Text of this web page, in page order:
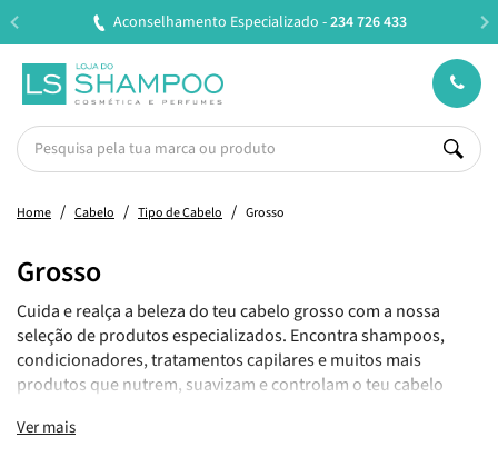
- 234 726 433 Entregas em 24H úteis.
Home Cabelo Tipo de Cabelo Grosso
Grosso
Cuida e realça a beleza do teu cabelo grosso com a nossa
seleção de produtos especializados. Encontra shampoos,
condicionadores, tratamentos capilares e muitos mais
produtos que nutrem, suavizam e controlam o teu cabelo
transforma a tua rotina capilar.
Ver mais